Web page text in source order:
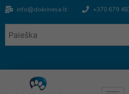
info@dokrinesa.lt +370 679